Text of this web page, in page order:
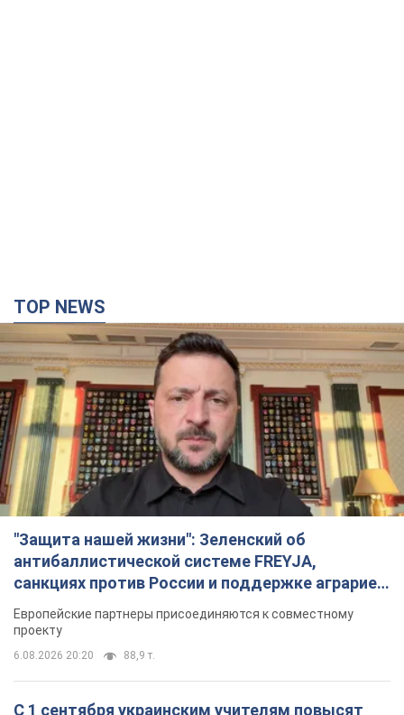
TOP NEWS
"Защита нашей жизни": Зеленский об
антибаллистической системе FREYJA,
санкциях против России и поддержке аграриев.
Видео
Европейские партнеры присоединяются к совместному
проекту
6.08.2026 20:20 88,9 т.
С 1 сентября украинским учителям повысят